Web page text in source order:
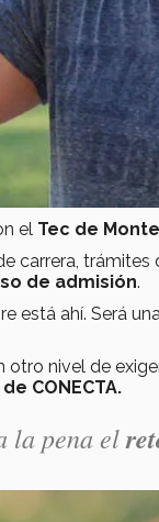
el Tec de
carrera,
de admisión.
está ahí. Será
otro nivel de
CONECTA.
la penael